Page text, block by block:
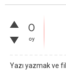
0
oy
Yazı yazmak ve